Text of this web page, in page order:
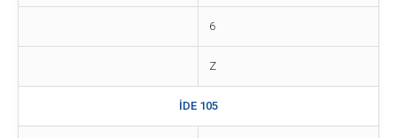
6
Z
İDE 105